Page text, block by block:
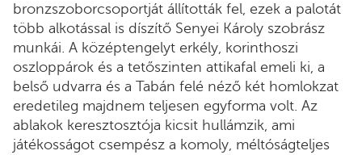
bronzszoborcsoportját állították fel, ezek a palotát
több alkotással is díszítő Senyei Károly szobrász
munkái. A középtengelyt erkély, korinthoszi
oszloppárok és a tetőszinten attikafal emeli ki, a
belső udvarra és a Tabán felé néző két homlokzat
eredetileg majdnem teljesen egyforma volt. Az
ablakok keresztosztója kicsit hullámzik, ami
játékosságot csempész a komoly, méltóságteljes